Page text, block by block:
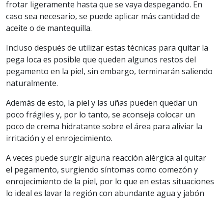
frotar ligeramente hasta que se vaya despegando. En
caso sea necesario, se puede aplicar más cantidad de
aceite o de mantequilla.
Incluso después de utilizar estas técnicas para quitar la
pega loca es posible que queden algunos restos del
pegamento en la piel, sin embargo, terminarán saliendo
naturalmente.
Además de esto, la piel y las uñas pueden quedar un
poco frágiles y, por lo tanto, se aconseja colocar un
poco de crema hidratante sobre el área para aliviar la
irritación y el enrojecimiento.
A veces puede surgir alguna reacción alérgica al quitar
el pegamento, surgiendo síntomas como comezón y
enrojecimiento de la piel, por lo que en estas situaciones
lo ideal es lavar la región con abundante agua y jabón